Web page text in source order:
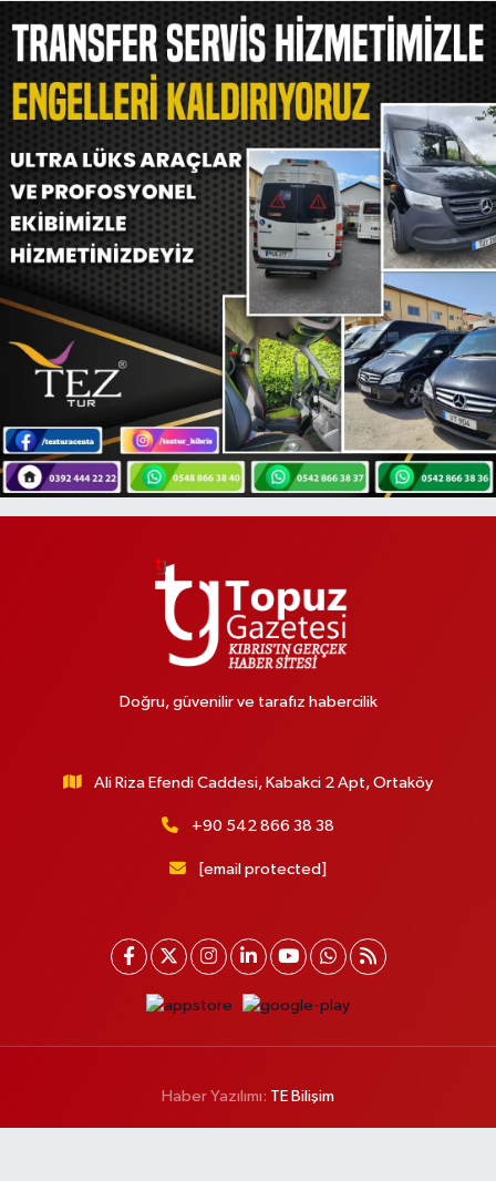
Doğru, güvenilir ve tarafız habercilik
Ali Riza Efendi Caddesi, Kabakci 2 Apt, Ortaköy
+90 542 866 38 38
[email protected]
Haber Yazılımı: TE Bilişim